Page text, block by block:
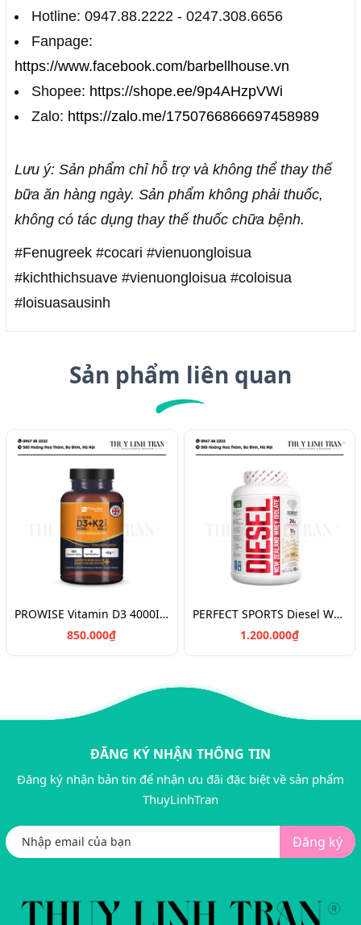
Hotline: 0947.88.2222 - 0247.308.6656
Fanpage:
https://www.facebook.com/barbellhouse.vn
Shopee: https://shope.ee/9p4AHzpVWi
Zalo: https://zalo.me/1750766866697458989
Lưu ý: Sản phẩm chỉ hỗ trợ và không thể thay thế
bữa ăn hàng ngày. Sản phẩm không phải thuốc,
không có tác dụng thay thế thuốc chữa bệnh.
#Fenugreek #cocari #vienuongloisua
#kichthichsuave #vienuongloisua #coloisua
#loisuasausinh
Sản phẩm liên quan
PROWISE Vitamin D3 4000IU + K2 180v/Vitamin chắc khỏe xương D3K2
850.000₫
PERFECT SPORTS Diesel Whey Protein/Bột đạm tăng cơ 908g
1.200.000₫
ĐĂNG KÝ NHẬN THÔNG TIN
Đăng ký nhận bản tin để nhận ưu đãi đặc biệt về sản phẩm
ThuyLinhTran
Đăng ký